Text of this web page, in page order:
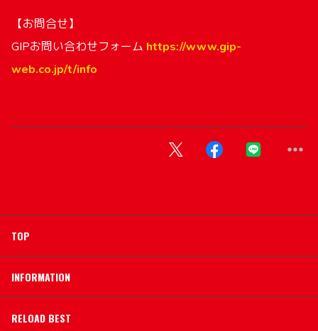
【お問合せ】
GIPお問い合わせフォーム https://www.gip-
web.co.jp/t/info
TOP
INFORMATION
RELOAD BEST